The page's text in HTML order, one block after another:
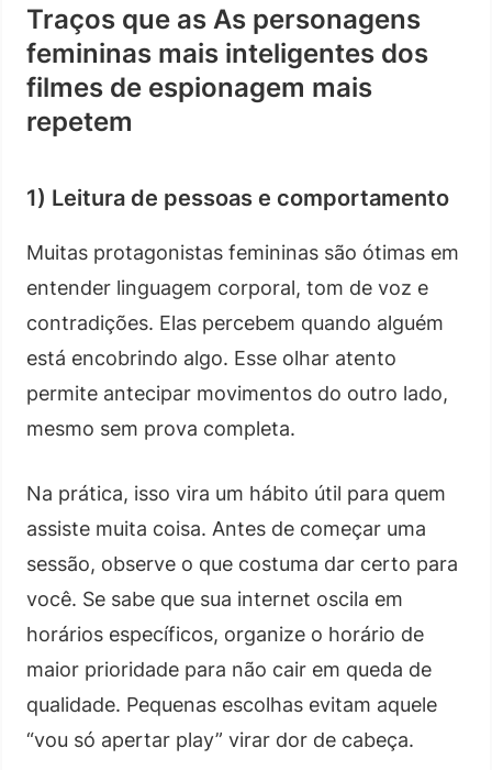
Traços que as As personagens
femininas mais inteligentes dos
filmes de espionagem mais
repetem
1) Leitura de pessoas e comportamento
Muitas protagonistas femininas são ótimas em
entender linguagem corporal, tom de voz e
contradições. Elas percebem quando alguém
está encobrindo algo. Esse olhar atento
permite antecipar movimentos do outro lado,
mesmo sem prova completa.
Na prática, isso vira um hábito útil para quem
assiste muita coisa. Antes de começar uma
sessão, observe o que costuma dar certo para
você. Se sabe que sua internet oscila em
horários específicos, organize o horário de
maior prioridade para não cair em queda de
qualidade. Pequenas escolhas evitam aquele
“vou só apertar play” virar dor de cabeça.